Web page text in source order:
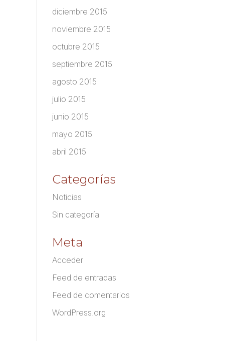
diciembre 2015
noviembre 2015
octubre 2015
septiembre 2015
agosto 2015
julio 2015
junio 2015
mayo 2015
abril 2015
Categorías
Noticias
Sin categoría
Meta
Acceder
Feed de entradas
Feed de comentarios
WordPress.org